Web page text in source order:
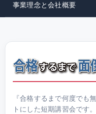
事業理念と会社概要
『合格するまで何度でも
トにした短期講習会です